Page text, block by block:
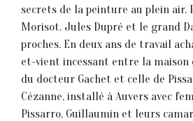
secrets de la peinture au plein air.
Morisot. Jules Dupré et le grand
proches. En deux ans de travail
et-vient incessant entre la maison
du docteur Gachet et celle de
Cézanne, installé à Auvers avec
Pissarro, Guillaumin et leurs